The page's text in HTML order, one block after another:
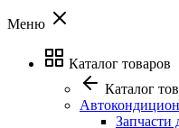
Меню
Каталог товаров
Каталог
Запчасти